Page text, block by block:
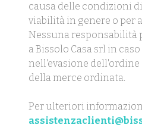
causa delle condizioni
viabilità in genere o per
Nessuna responsabilità
a Bissolo Casa srl in
nell'evasione
della merce ordinata.
Per ulteriori